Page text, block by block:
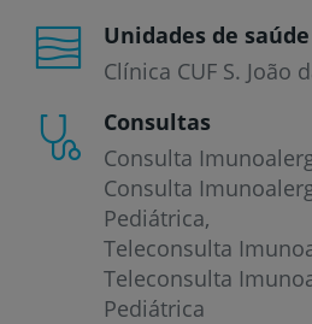
Unidades de saúde
Clínica CUF S. João
Consultas
Consulta
Consulta
Pediátrica
Teleconsulta
Teleconsulta
Pediátrica